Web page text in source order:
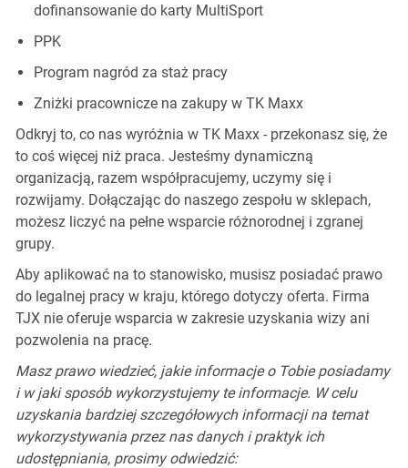
dofinansowanie do karty MultiSport
PPK
Program nagród za staż pracy
Zniżki pracownicze na zakupy w TK Maxx
Odkryj to, co nas wyróżnia w TK Maxx - przekonasz się, że
to coś więcej niż praca. Jesteśmy dynamiczną
organizacją, razem współpracujemy, uczymy się i
rozwijamy. Dołączając do naszego zespołu w sklepach,
możesz liczyć na pełne wsparcie różnorodnej i zgranej
grupy.
Aby aplikować na to stanowisko, musisz posiadać prawo
do legalnej pracy w kraju, którego dotyczy oferta. Firma
TJX nie oferuje wsparcia w zakresie uzyskania wizy ani
pozwolenia na pracę.
Masz prawo wiedzieć, jakie informacje o Tobie posiadamy
i w jaki sposób wykorzystujemy te informacje. W celu
uzyskania bardziej szczegółowych informacji na temat
wykorzystywania przez nas danych i praktyk ich
udostępniania, prosimy odwiedzić: